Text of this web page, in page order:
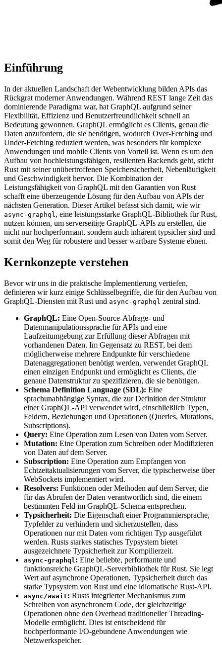
Einführung
In der aktuellen Landschaft der Webentwicklung bilden APIs das
Rückgrat moderner Anwendungen. Während REST lange Zeit das
dominierende Paradigma war, hat GraphQL aufgrund seiner
Flexibilität, Effizienz und Benutzerfreundlichkeit schnell an
Bedeutung gewonnen. GraphQL ermöglicht es Clients, genau die
Daten anzufordern, die sie benötigen, wodurch Over-Fetching und
Under-Fetching reduziert werden, was besonders für komplexe
Anwendungen und mobile Clients von Vorteil ist. Wenn es um den
Aufbau von hochleistungsfähigen, resilienten Backends geht, sticht
Rust mit seiner unübertroffenen Speichersicherheit, Nebenläufigkeit
und Geschwindigkeit hervor. Die Kombination der
Leistungsfähigkeit von GraphQL mit den Garantien von Rust
schafft eine überzeugende Lösung für den Aufbau von APIs der
nächsten Generation. Dieser Artikel befasst sich damit, wie wir
async-graphql, eine leistungsstarke GraphQL-Bibliothek für Rust,
nutzen können, um serverseitige GraphQL-APIs zu erstellen, die
nicht nur hochperformant, sondern auch inhärent typsicher sind und
somit den Weg für robustere und besser wartbare Systeme ebnen.
Kernkonzepte verstehen
Bevor wir uns in die praktische Implementierung vertiefen,
definieren wir kurz einige Schlüsselbegriffe, die für den Aufbau von
GraphQL-Diensten mit Rust und async-graphql zentral sind.
GraphQL: Eine Open-Source-Abfrage- und
Datenmanipulationssprache für APIs und eine
Laufzeitumgebung zur Erfüllung dieser Abfragen mit
vorhandenen Daten. Im Gegensatz zu REST, bei dem
möglicherweise mehrere Endpunkte für verschiedene
Datenaggregationen benötigt werden, verwendet GraphQL
einen einzigen Endpunkt und ermöglicht es Clients, die
genaue Datenstruktur zu spezifizieren, die sie benötigen.
Schema Definition Language (SDL): Eine
sprachunabhängige Syntax, die zur Definition der Struktur
einer GraphQL-API verwendet wird, einschließlich Typen,
Feldern, Beziehungen und Operationen (Queries, Mutations,
Subscriptions).
Query: Eine Operation zum Lesen von Daten vom Server.
Mutation: Eine Operation zum Schreiben oder Modifizieren
von Daten auf dem Server.
Subscription: Eine Operation zum Empfangen von
Echtzeitaktualisierungen vom Server, die typischerweise über
WebSockets implementiert wird.
Resolvers: Funktionen oder Methoden auf dem Server, die
für das Abrufen der Daten verantwortlich sind, die einem
bestimmten Feld im GraphQL-Schema entsprechen.
Typsicherheit: Die Eigenschaft einer Programmiersprache,
Typfehler zu verhindern und sicherzustellen, dass
Operationen nur mit Daten vom richtigen Typ ausgeführt
werden. Rusts starkes statisches Typsystem bietet
ausgezeichnete Typsicherheit zur Kompilierzeit.
async-graphql : Eine beliebte, performante und
funktionsreiche GraphQL-Serverbibliothek für Rust. Sie legt
Wert auf asynchrone Operationen, Typsicherheit durch das
starke Typsystem von Rust und eine idiomatische Rust-API.
async/await: Rusts integrierter Mechanismus zum
Schreiben von asynchronem Code, der gleichzeitige
Operationen ohne den Overhead traditioneller Threading-
Modelle ermöglicht. Dies ist entscheidend für
hochperformante I/O-gebundene Anwendungen wie
Netzwerkspeicher.